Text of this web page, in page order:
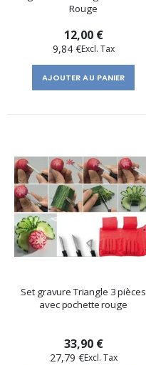
Rouge
12,00 €
9,84 €
AJOUTER AU PANIER
Set gravure Triangle 3 pièces
avec pochette rouge
33,90 €
27,79 €